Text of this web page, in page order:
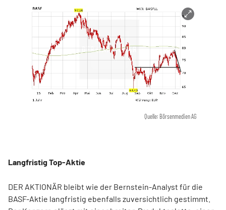
Quelle: Börsenmedien AG
Langfristig Top-Aktie
DER AKTIONÄR bleibt wie der Bernstein-Analyst für die
BASF-Aktie langfristig ebenfalls zuversichtlich gestimmt.